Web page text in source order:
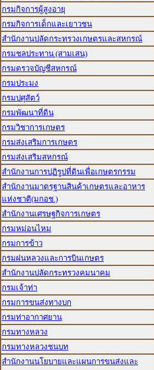
กรมกิจการผู้สูงอายุ
กรมกิจการเด็กและเยาวชน
สำนักงานปลัดกระทรวงเกษตรและสหกรณ์
กรมชลประทาน (สามเสน)
กรมตรวจบัญชีสหกรณ์
กรมประมง
กรมปศุสัตว์
กรมพัฒนาที่ดิน
กรมวิชาการเกษตร
กรมส่งเสริมการเกษตร
กรมส่งเสริมสหกรณ์
สำนักงานการปฏิรูปที่ดินเพื่อเกษตรกรรม
สำนักงานมาตรฐานสินค้าเกษตรและอาหาร
แห่งชาติ(มกอช.)
สำนักงานเศรษฐกิจการเกษตร
กรมหม่อนไหม
กรมการข้าว
กรมฝนหลวงและการบินเกษตร
สำนักงานปลัดกระทรวงคมนาคม
กรมเจ้าท่า
กรมการขนส่งทางบก
กรมท่าอากาศยาน
กรมทางหลวง
กรมทางหลวงชนบท
สำนักงานนโยบายและแผนการขนส่งและ